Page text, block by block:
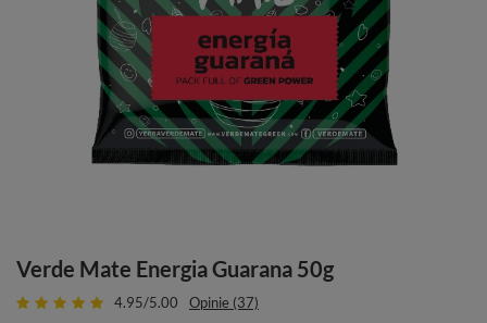
Verde Mate Energia Guarana 50g
4.95/5.00 Opinie (37)